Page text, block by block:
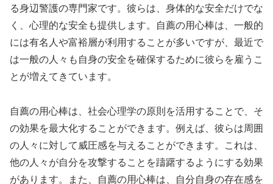
る身辺警護の専門家です。彼らは、身体的な安全だけでな
く、心理的な安全も提供します。自薦の用心棒は、一般的
には有名人や富裕層が利用することが多いですが、最近で
は一般の人々も自身の安全を確保するために彼らを雇うこ
とが増えてきています。
自薦の用心棒は、社会心理学の原則を活用することで、そ
の効果を最大化することができます。例えば、彼らは周囲
の人々に対して威圧感を与えることができます。これは、
他の人々が自分を攻撃することを躊躇するようにする効果
があります。また、自薦の用心棒は、自分自身の存在感を